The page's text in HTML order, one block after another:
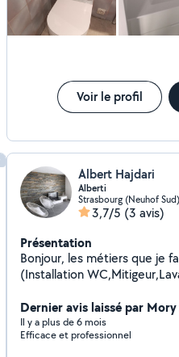
Voir le profil
Albert Hajdari
Alberti
Strasbourg (Neuhof Sud)
3,7/5 (3 avis)
Présentation
Bonjour, les métiers que je fais
(Installation
Peinture Parquet
Dernier avis laissé par
Il y a plus de 6 mois
Efficace et professionnel